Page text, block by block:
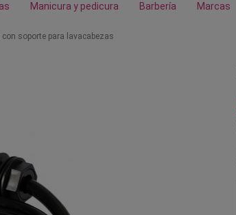
Manicura y pedicura Barbería Marcas
con soporte para lavacabezas